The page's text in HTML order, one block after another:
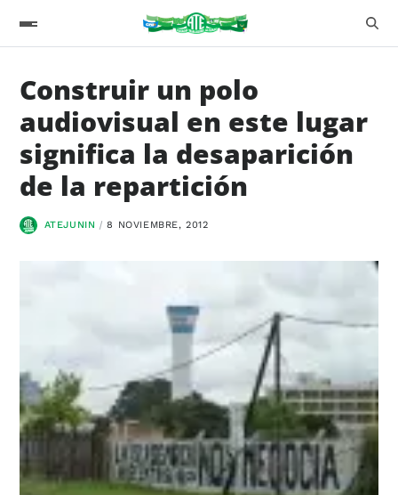
Construir un polo
audiovisual en este lugar
significa la desaparición
de la repartición
ATEJUNIN 8 NOVIEMBRE, 2012